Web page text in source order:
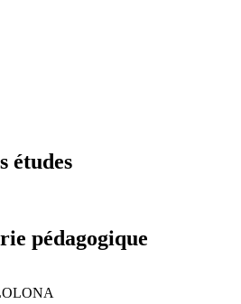
études
pédagogique